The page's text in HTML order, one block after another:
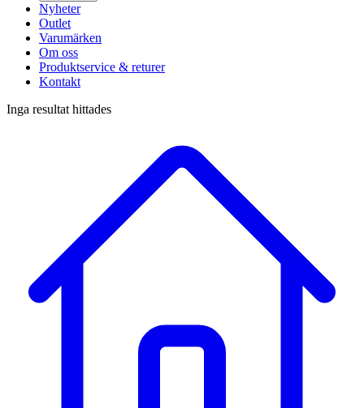
Nyheter
Outlet
Varumärken
Om oss
Produktservice & returer
Kontakt
Inga resultat hittades